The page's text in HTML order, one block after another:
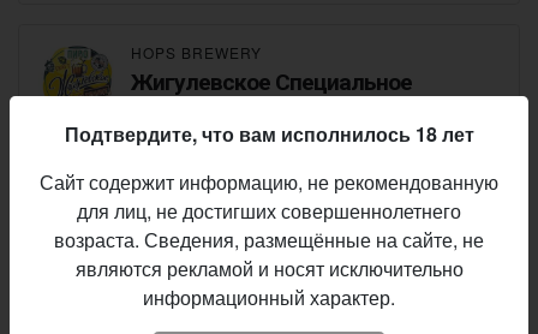
HOPS BREWERY
Жигулевское Специальное
1,00 л.:
Br 14,00
1,50 л.:
Br 21,00
HOPS BREWERY
Everyday Wheat
Подтвердите, что вам исполнилось 18 лет
Сайт содержит информацию, не рекомендованную
для лиц, не достигших совершеннолетнего
возраста. Сведения, размещённые на сайте, не
являются рекламой и носят исключительно
информационный характер.